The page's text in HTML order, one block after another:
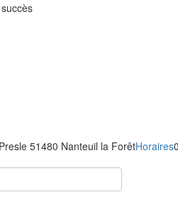
51480 Nanteuil la ForêtHoraires